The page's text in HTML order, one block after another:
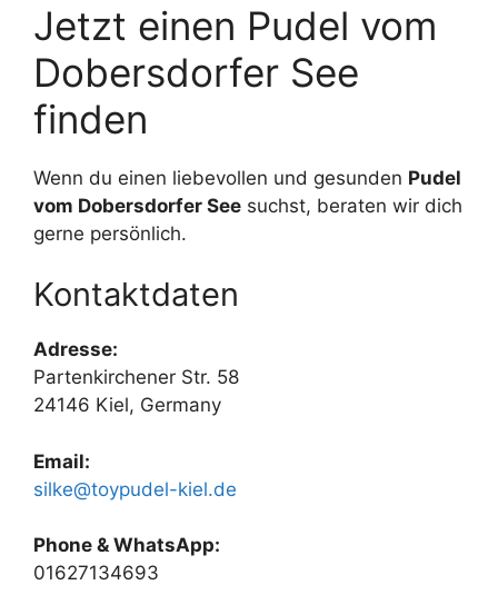
Jetzt einen Pudel vom
Dobersdorfer See
finden
Wenn du einen liebevollen und gesunden Pudel
vom Dobersdorfer See suchst, beraten wir dich
gerne persönlich.
Kontaktdaten
Adresse:
Partenkirchener Str. 58
24146 Kiel, Germany
Email:
silke@toypudel-kiel.de
Phone & WhatsApp:
01627134693